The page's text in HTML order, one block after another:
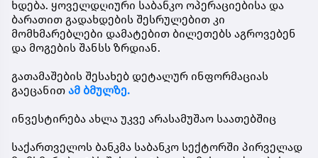
ხდება. ყოველდღიური საბანკო ოპერაციებისა და
ბარათით გადახდების შესრულებით კი
მომხმარებლები დამატებით ბილეთებს აგროვებენ
და მოგების შანსს ზრდიან.
გათამაშების შესახებ დეტალურ ინფორმაციას
გაეცანით ამ ბმულზე.
ინვესტირება ახლა უკვე არასამუშაო საათებშიც
საქართველოს ბანკმა საბანკო სექტორში პირველად